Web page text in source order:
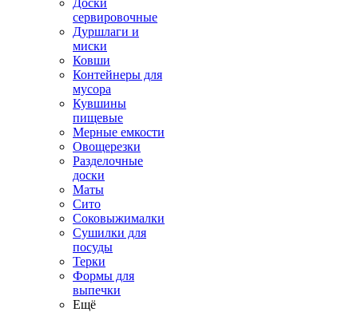
сервировочные
Дуршлаги и
миски
Ковши
Контейнеры для
мусора
Кувшины
пищевые
Мерные емкости
Овощерезки
Разделочные
доски
Маты
Сито
Соковыжималки
Сушилки для
посуды
Терки
Формы для
выпечки
Ещё